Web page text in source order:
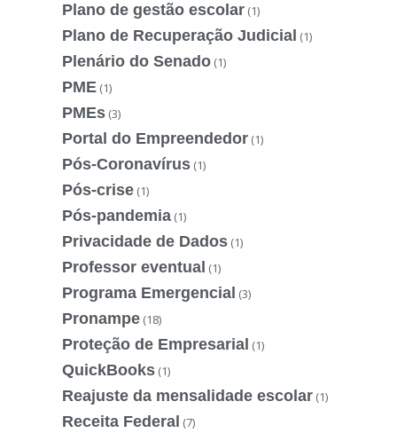
Plano de gestão escolar (1)
Plano de Recuperação Judicial (1)
Plenário do Senado (1)
PME (1)
PMEs (3)
Portal do Empreendedor (1)
Pós-Coronavírus (1)
Pós-crise (1)
Pós-pandemia (1)
Privacidade de Dados (1)
Professor eventual (1)
Programa Emergencial (3)
Pronampe (18)
Proteção de Empresarial (1)
QuickBooks (1)
Reajuste da mensalidade escolar (1)
Receita Federal (7)